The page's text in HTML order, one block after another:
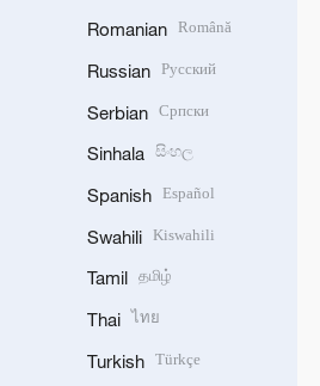
Romanian Română
Russian Русский
Serbian Српски
Sinhala සිංහල
Spanish Español
Swahili Kiswahili
Tamil தமிழ்
Thai ไทย
Turkish Türkçe